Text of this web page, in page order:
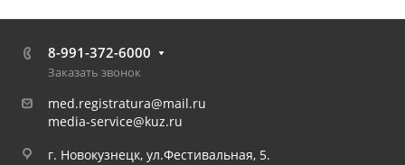
8-991-372-6000
Заказать звонок
med.registratura@mail.ru
media-service@kuz.ru
г. Новокузнецк, ул.Фестивальная, 5.